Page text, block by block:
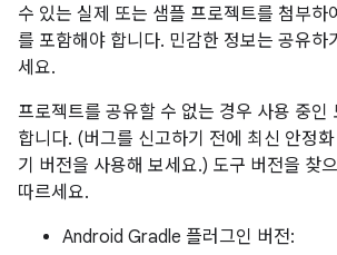
수 있는 실제 또는 샘플 프로젝트를 첨부하
를 포함해야 합니다. 민감한 정보는 공유하
세요.
프로젝트를 공유할 수 없는 경우 사용 중인
합니다. (버그를 신고하기 전에 최신 안정
기 버전을 사용해 보세요.) 도구 버전을 찾
따르세요.
Android Gradle 플러그인 버전: